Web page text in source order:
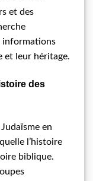
et des
informations
et leur héritage.
des
en
l’histoire
biblique.